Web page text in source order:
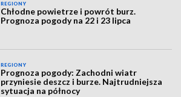
REGIONY
Chłodne powietrze i powrót burz.
Prognoza pogody na 22 i 23 lipca
REGIONY
Prognoza pogody: Zachodni wiatr
przyniesie deszcz i burze. Najtrudniejsza
sytuacja na północy